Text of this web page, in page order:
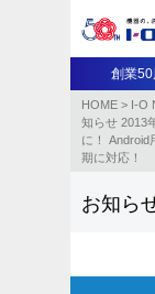
創業50
HOME > I-O
知らせ 2013
に！ Android
期に対応！
お知ら